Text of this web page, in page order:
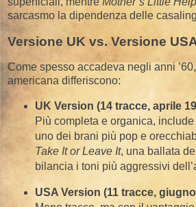
sarcasmo la dipendenza delle
Versione UK vs. Versione
Come spesso accadeva negli anni
americana differiscono:
UK Version (14 tracce, aprile
Più completa e organica, include
uno dei brani più pop e
Take It or Leave It, una ballata
bilancia i toni più aggressivi
USA Version (11 tracce,